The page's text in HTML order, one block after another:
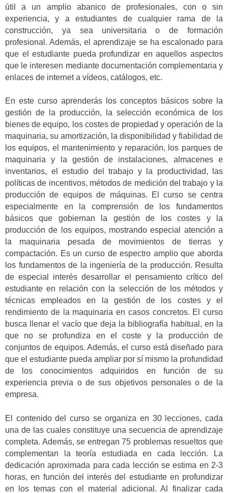
útil a un amplio abanico de profesionales, con o sin
experiencia, y a estudiantes de cualquier rama de la
construcción, ya sea universitaria o de formación
profesional. Además, el aprendizaje se ha escalonado para
que el estudiante pueda profundizar en aquellos aspectos
que le interesen mediante documentación complementaria y
enlaces de internet a vídeos, catálogos, etc.
En este curso aprenderás los conceptos básicos sobre la
gestión de la producción, la selección económica de los
bienes de equipo, los costes de propiedad y operación de la
maquinaria, su amortización, la disponibilidad y fiabilidad de
los equipos, el mantenimiento y reparación, los parques de
maquinaria y la gestión de instalaciones, almacenes e
inventarios, el estudio del trabajo y la productividad, las
políticas de incentivos, métodos de medición del trabajo y la
producción de equipos de máquinas. El curso se centra
especialmente en la comprensión de los fundamentos
básicos que gobiernan la gestión de los costes y la
producción de los equipos, mostrando especial atención a
la maquinaria pesada de movimientos de tierras y
compactación. Es un curso de espectro amplio que aborda
los fundamentos de la ingeniería de la producción. Resulta
de especial interés desarrollar el pensamiento crítico del
estudiante en relación con la selección de los métodos y
técnicas empleados en la gestión de los costes y el
rendimiento de la maquinaria en casos concretos. El curso
busca llenar el vacío que deja la bibliografía habitual, en la
que no se profundiza en el coste y la producción de
conjuntos de equipos. Además, el curso está diseñado para
que el estudiante pueda ampliar por sí mismo la profundidad
de los conocimientos adquiridos en función de su
experiencia previa o de sus objetivos personales o de la
empresa.
El contenido del curso se organiza en 30 lecciones, cada
una de las cuales constituye una secuencia de aprendizaje
completa. Además, se entregan 75 problemas resueltos que
complementan la teoría estudiada en cada lección. La
dedicación aproximada para cada lección se estima en 2-3
horas, en función del interés del estudiante en profundizar
en los temas con el material adicional. Al finalizar cada